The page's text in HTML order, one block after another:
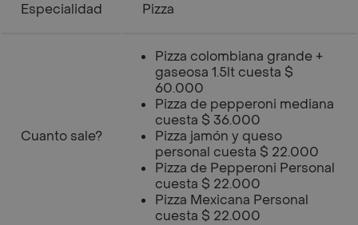
Especialidad Pizza
Cuanto sale?
Pizza colombiana grande +
gaseosa 1.5lt cuesta $
60.000
Pizza de pepperoni mediana
cuesta $ 36.000
Pizza jamón y queso
personal cuesta $ 22.000
Pizza de Pepperoni Personal
cuesta $ 22.000
Pizza Mexicana Personal
cuesta $ 22.000